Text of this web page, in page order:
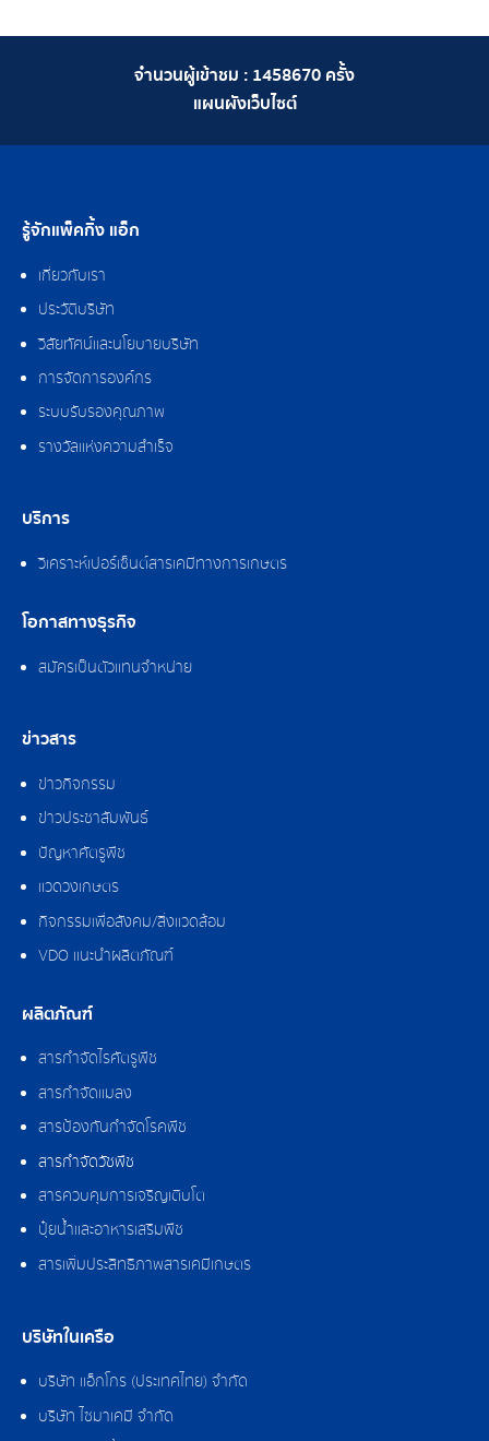
จำนวนผู้เข้าชม : 1458670 ครั้ง
แผนผังเว็บไซต์
รู้จักแพ็คกิ้ง แอ็ก
เกี่ยวกับเรา
ประวัติบริษัท
วิสัยทัศน์และนโยบายบริษัท
การจัดการองค์กร
ระบบรับรองคุณภาพ
รางวัลแห่งความสำเร็จ
บริการ
วิเคราะห์เปอร์เซ็นต์สารเคมีทางการเกษตร
โอกาสทางธุรกิจ
สมัครเป็นตัวแทนจำหน่าย
ข่าวสาร
ข่าวกิจกรรม
ข่าวประชาสัมพันธ์
ปัญหาศัตรูพืช
แวดวงเกษตร
กิจกรรมเพื่อสังคม/สิ่งแวดล้อม
VDO แนะนำผลิตภัณฑ์
ผลิตภัณฑ์
สารกำจัดไรศัตรูพืช
สารกำจัดแมลง
สารป้องกันกำจัดโรคพืช
สารกำจัดวัชพืช
สารควบคุมการเจริญเติบโต
ปุ๋ยน้ำและอาหารเสริมพืช
สารเพิ่มประสิทธิภาพสารเคมีเกษตร
บริษัทในเครือ
บริษัท แอ็กโกร (ประเทศไทย) จำกัด
บริษัท ไซมาเคมี จำกัด